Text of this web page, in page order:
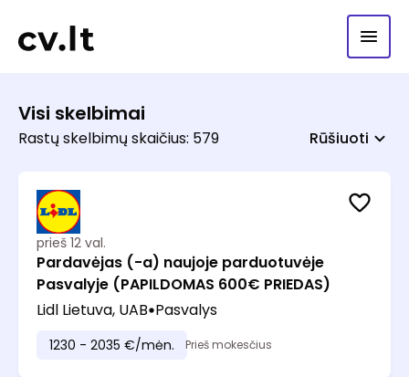
Visi skelbimai
Rastų skelbimų skaičius: 579 Rūšiuoti
prieš 12 val.
Pardavėjas (-a) naujoje parduotuvėje
Pasvalyje (PAPILDOMAS 600€ PRIEDAS)
Lidl Lietuva, UAB Pasvalys
1230 - 2035 €/mėn. Prieš mokesčius